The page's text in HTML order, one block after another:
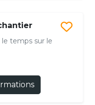
temps sur le